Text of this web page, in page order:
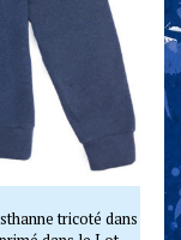
tricoté dans